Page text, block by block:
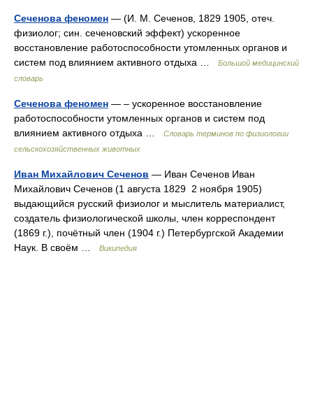
Сеченова феномен — (И. М. Сеченов, 1829 1905, отеч.
физиолог; син. сеченовский эффект) ускоренное
восстановление работоспособности утомленных органов и
систем под влиянием активного отдыха …
Большой медицинский
словарь
Сеченова феномен — – ускоренное восстановление
работоспособности утомленных органов и систем под
влиянием активного отдыха …
Словарь терминов по физиологии
сельскохозяйственных животных
Иван Михайлович Сеченов — Иван Сеченов Иван
Михайлович Сеченов (1 августа 1829 2 ноября 1905)
выдающийся русский физиолог и мыслитель материалист,
создатель физиологической школы, член корреспондент
(1869 г.), почётный член (1904 г.) Петербургской Академии
Наук. В своём …
Википедия